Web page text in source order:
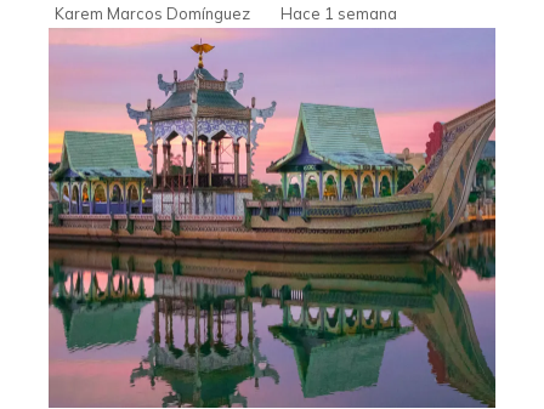
Karem Marcos Domínguez Hace 1 semana